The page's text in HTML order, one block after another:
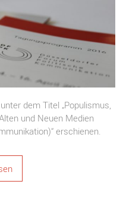
dem Titel „Populismus,
und Neuen Medien
erschienen.